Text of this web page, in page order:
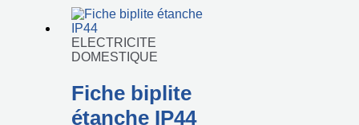
ELECTRICITE
DOMESTIQUE
Fiche biplite
étanche IP44